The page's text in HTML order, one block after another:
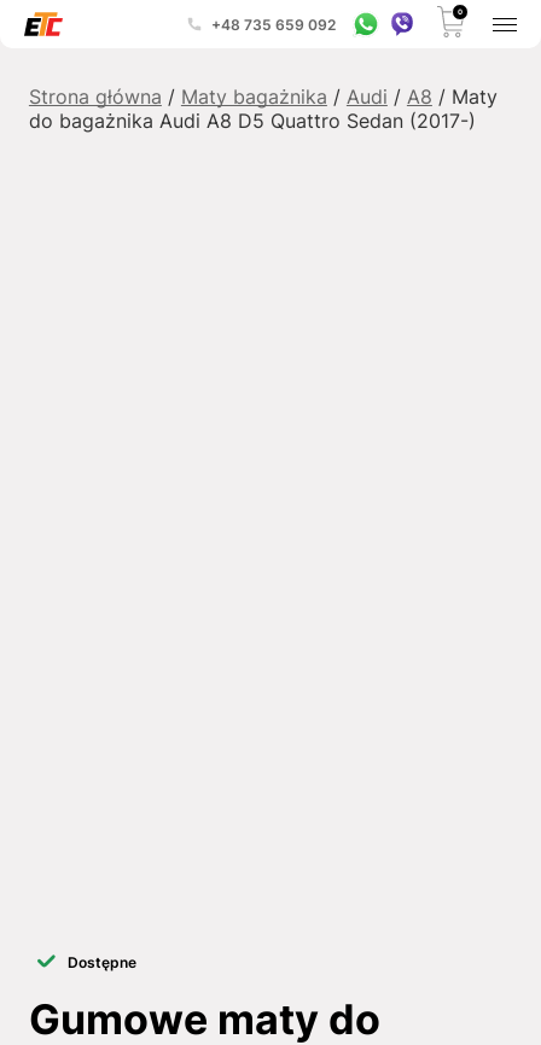
+48 735 659 092
0
Strona główna / Maty bagażnika / Audi / A8 / Maty
do bagażnika Audi A8 D5 Quattro Sedan (2017-)
Dostępne
Gumowe maty do